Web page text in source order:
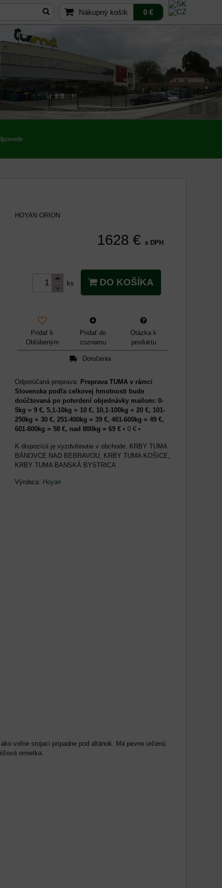
Nákupný košík 0 €
HOYAN ORION
1628 € s DPH
ks DO KOŠÍKA
Pridať k
Obľúbeným
Pridať do
zoznamu
Otázka k
produktu
Doručenia
Preprava TUMA v rámci
Slovenska podľa celkovej hmotnosti bude
doúčtovaná po potvrdení objednávky mailom: 0-
5kg = 9 €, 5,1-10kg = 10 €, 10,1-100kg = 20 €, 101-
250kg = 30 €, 251-400kg = 39 €, 401-600kg = 49 €,
601-800kg = 58 €, nad 800kg = 69 € • 0 € •
KRBY TUMA
BÁNOVCE NAD BEBRAVOU, KRBY TUMA KOŠICE,
KRBY TUMA BANSKÁ BYSTRICA
Výrobca: Hoyan
voľne stojaci prípadne pod altánok. Má pevne určenú
omietka.